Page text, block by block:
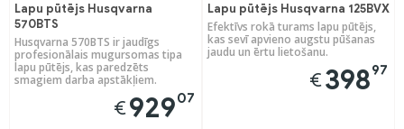
Lapu pūtējs Husqvarna
570BTS
Husqvarna 570BTS ir jaudīgs
profesionālais mugursomas tipa
lapu pūtējs, kas paredzēts
smagiem darba apstākļiem.
€92907
Lapu pūtējs Husqvarna 125BVX
Efektīvs rokā turams lapu pūtējs,
kas sevī apvieno augstu pūšanas
jaudu un ērtu lietošanu.
€39897